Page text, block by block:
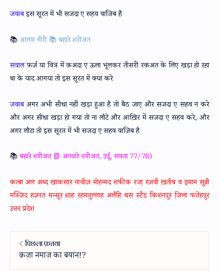
जवाबइस सूरत में भी सजदा ए सहव वाजिब है
📚आलम गीरी 📚 बहारे शरीअत
सवालफ़र्ज़ या वित्र में क़अदा ए ऊला भूलकर तीसरी रकअत के लिए खड़ा हो रहा
था के याद आगया तो इस सूरत में क्या करे
जवाबअगर अभी सीधा नहीं खड़ा हुआ है तो बैठ जाए और सजदा ए सहव न करे
और अगर सीधा खड़ा हो गया तो ना लौटे और आख़िर में सजदा ए सहव करे, और
अगर लौटा तो इस सूरत में भी सजदा ए सहव वाजिब है
📚बहारे शरीअत 📗 अनवारे शरीअत, उर्दू, सफ़ह 77/78)
कत्बा अल अब्द खाकसार नाचीज़ मोहम्मद शफीक़ रजा़ रज़वी ख़तीब व इमाम सुन्नी
मस्जिद हज़रत मन्सूर शाह रहमतुल्लाह अलैहि बस स्टैंड किशनपुर जि़ला फतेहपुर
उत्तर प्रदेश